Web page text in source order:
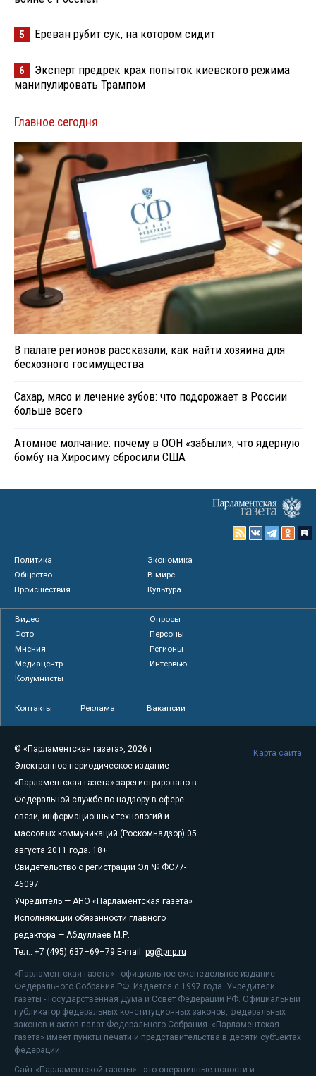
5 Ереван рубит сук, на котором сидит
6
Эксперт предрек крах попыток киевского режима
манипулировать Трампом
Главное сегодня
В палате регионов рассказали, как найти хозяина для
бесхозного госимущества
Сахар, мясо и лечение зубов: что подорожает в России
больше всего
Атомное молчание: почему в ООН «забыли», что ядерную
бомбу на Хиросиму сбросили США
Политика
Экономика
Общество
В мире
Происшествия
Культура
Видео
Опросы
Фото
Персоны
Мнения
Регионы
Медиацентр
Интервью
Колумнисты
Контакты Реклама Вакансии
© «Парламентская газета», 2026 г.
Электронное периодическое издание
«Парламентская газета» зарегистрировано в
Федеральной службе по надзору в сфере
связи, информационных технологий и
массовых коммуникаций (Роскомнадзор) 05
августа 2011 года. 18+
Свидетельство о регистрации Эл № ФС77-
46097
Учредитель — АНО «Парламентская газета»
Исполняющий обязанности главного
редактора — Абдуллаев М.Р.
Тел.: +7 (495) 637–69–79 E-mail: pg@pnp.ru
«Парламентская газета» - официальное еженедельное издание
Федерального Собрания РФ. Издается с 1997 года. Учредители
газеты - Государственная Дума и Совет Федерации РФ. Официальный
публикатор федеральных конституционных законов, федеральных
законов и актов палат Федерального Собрания. «Парламентская
газета» имеет пункты печати и представительства в десяти субъектах
федерации.
Сайт «Парламентской газеты» - это оперативные новости и
Карта сайта